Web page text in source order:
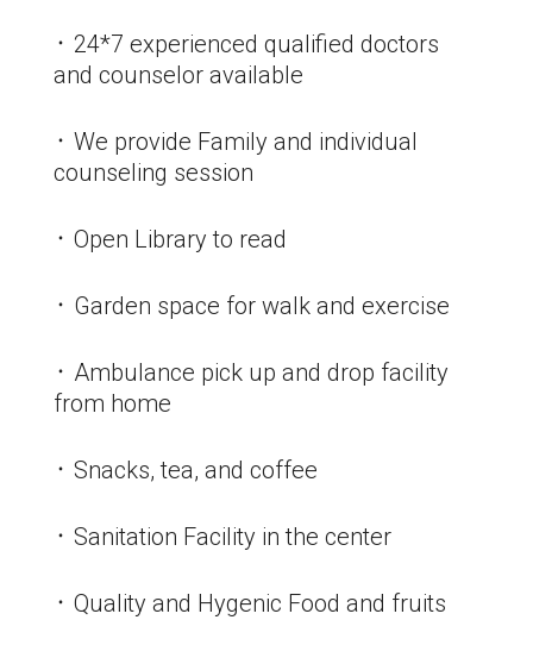
᛫ 24*7 experienced qualified doctors
and counselor available
᛫ We provide Family and individual
counseling session
᛫ Open Library to read
᛫ Garden space for walk and exercise
᛫ Ambulance pick up and drop facility
from home
᛫ Snacks, tea, and coffee
᛫ Sanitation Facility in the center
᛫ Quality and Hygenic Food and fruits